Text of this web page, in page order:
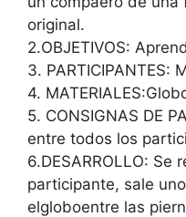
original.
2.OBJETIVOS:
3. PARTICIPANTES:
4.
5. CONSIGNAS DE
entre todos los
6.DESARROLLO: Se
participante, sale
elgloboentre las